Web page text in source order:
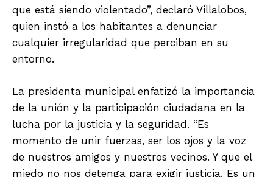
que está siendo violentado”, declaró Villalobos,
quien instó a los habitantes a denunciar
cualquier irregularidad que perciban en su
entorno.
La presidenta municipal enfatizó la importancia
de la unión y la participación ciudadana en la
lucha por la justicia y la seguridad. “Es
momento de unir fuerzas, ser los ojos y la voz
de nuestros amigos y nuestros vecinos. Y que el
miedo no nos detenga para exigir justicia. Es un